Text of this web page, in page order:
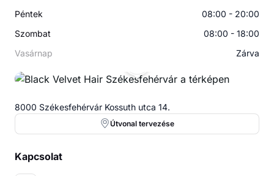
Péntek
08:00 - 20:00
Szombat
08:00 - 18:00
Vasárnap
Zárva
8000 Székesfehérvár Kossuth utca 14.
Útvonal tervezése
Kapcsolat